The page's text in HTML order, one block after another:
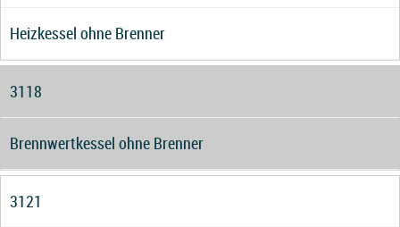
Heizkessel ohne Brenner
3118
Brennwertkessel ohne Brenner
3121